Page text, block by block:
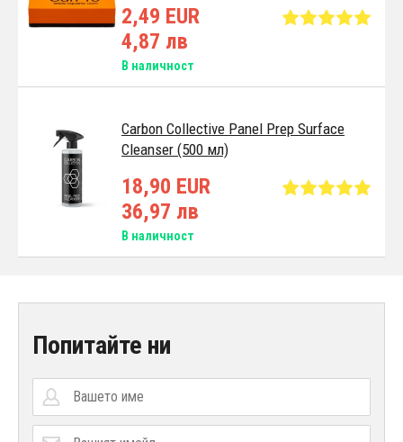
2,49 EUR
4,87 лв
В наличност
Carbon Collective Panel Prep Surface
Cleanser (500 мл)
18,90 EUR
36,97 лв
В наличност
Попитайте ни